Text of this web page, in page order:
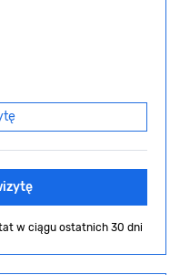
w ciągu ostatnich 30 dni